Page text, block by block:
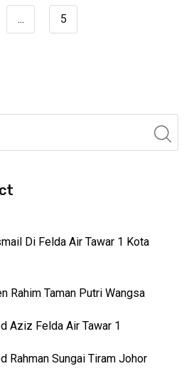
... 5
Di Felda Air Tawar 1 Kota
Rahim Taman Putri Wangsa
Aziz Felda Air Tawar 1
Rahman Sungai Tiram Johor